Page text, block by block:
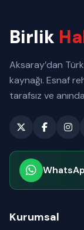
Birlik
Aksaray’dan
kaynağı. Esnaf
tarafsız ve
Kurumsal